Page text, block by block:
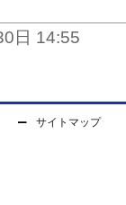
日 14:55
サイトマップ